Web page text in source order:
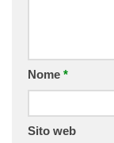
Nome *
Sito web